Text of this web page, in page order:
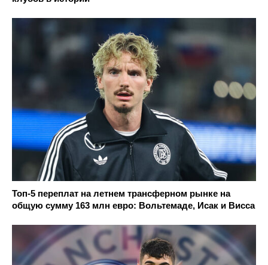
Топ-5 переплат на летнем трансферном рынке на
общую сумму 163 млн евро: Вольтемаде, Исак и Висса